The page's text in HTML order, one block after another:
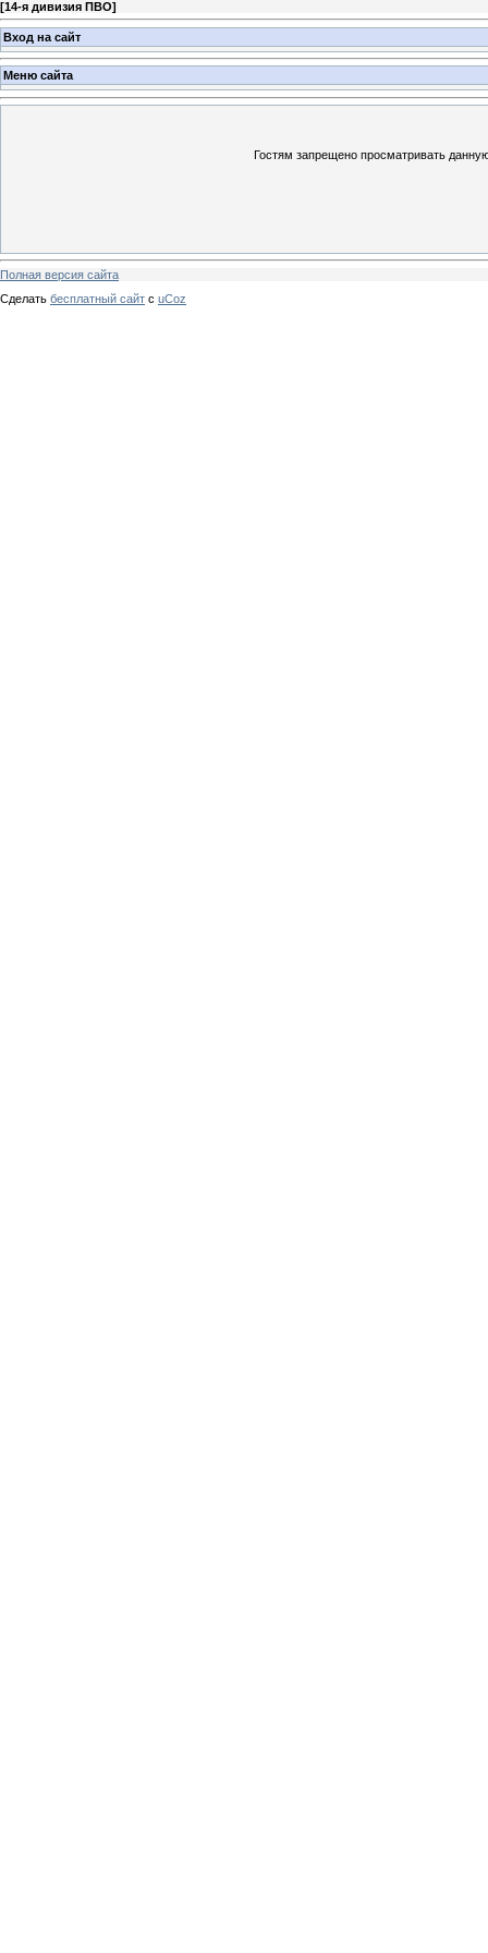
[14-я дивизия ПВО]
Вход на сайт
Меню сайта
Гостям запрещено просматривать
Полная версия сайта
Сделать бесплатный сайт с uCoz